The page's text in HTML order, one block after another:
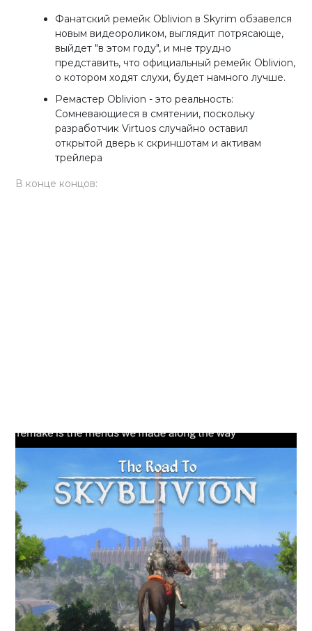
Фанатский ремейк Oblivion в Skyrim обзавелся
новым видеороликом, выглядит потрясающе,
выйдет "в этом году", и мне трудно
представить, что официальный ремейк Oblivion,
о котором ходят слухи, будет намного лучше.
Ремастер Oblivion - это реальность:
Сомневающиеся в смятении, поскольку
разработчик Virtuos случайно оставил
открытой дверь к скриншотам и активам
трейлера
В конце концов: